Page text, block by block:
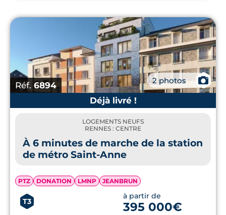
Réf. 6894 2 photos
📷
Déjà livré !
LOGEMENTS NEUFS
RENNES : CENTRE
À 6 minutes de marche de la station
de métro Saint-Anne
PTZ DONATION LMNP JEANBRUN
T3
à partir de
395 000€